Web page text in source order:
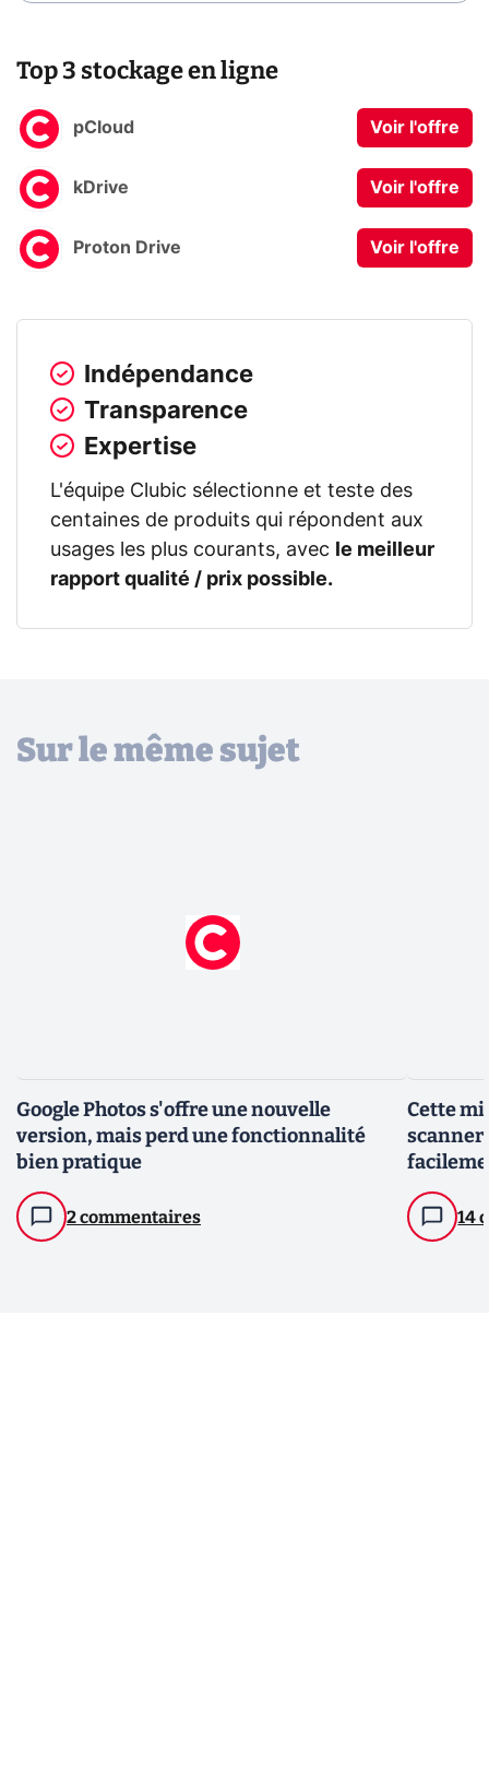
Top 3 stockage en ligne
pCloud Voir l'offre
kDrive Voir l'offre
Proton Drive Voir l'offre
Indépendance
Transparence
Expertise
L'équipe Clubic sélectionne et teste des
centaines de produits qui répondent aux
usages les plus courants, avec
le meilleur
rapport qualité / prix possible.
Sur le même sujet
Google Photos s'offre une nouvelle
version, mais perd une fonctionnalité
bien pratique
2 commentaires
Cette
scanner
14